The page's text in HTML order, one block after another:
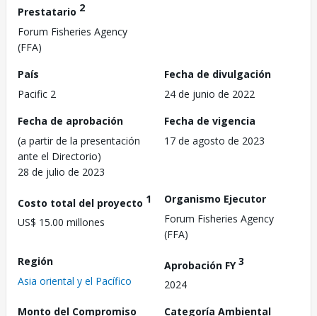
Prestatario 2
Forum Fisheries Agency
(FFA)
País
Pacific 2
Fecha de divulgación
24 de junio de 2022
Fecha de aprobación
(a partir de la presentación
ante el Directorio)
28 de julio de 2023
Fecha de vigencia
17 de agosto de 2023
Costo total del proyecto 1
US$ 15.00 millones
Organismo Ejecutor
Forum Fisheries Agency
(FFA)
Región
Asia oriental y el Pacífico
Aprobación FY3
2024
Monto del Compromiso
Categoría Ambiental